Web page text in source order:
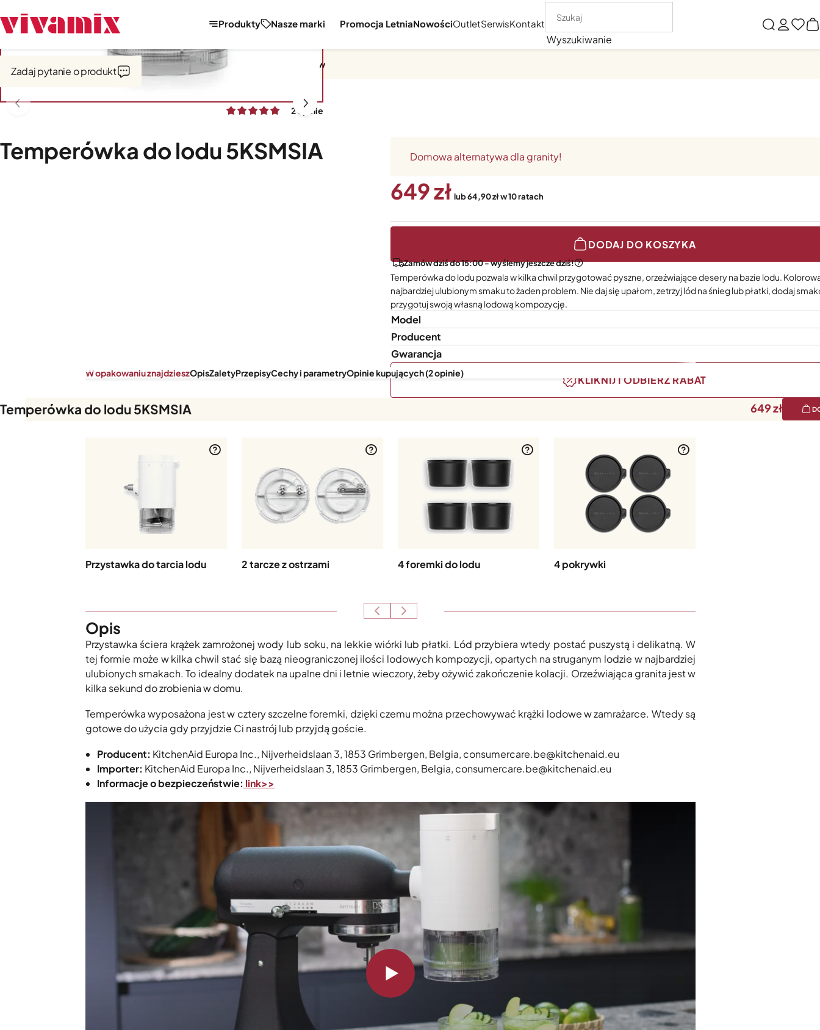
Produkty Nasze marki Promocja LetniaNowościOutletSerwisKontakt
Wyszukiwanie
Miksery, misy, przystawki Przystawki do mikserów Do deserów
2 opinie
Temperówka do lodu 5KSMSIA
Zadaj pytanie o produkt
Domowa alternatywa dla granity!
649 lub 64,90 zł w 10 ratach
DODAJ DO KOSZYKA
Zamów dziś do 15:00 - wyślemy jeszcze dziś!
Temperówka do lodu pozwala w kilka chwil przygotować pyszne, orzeźwiające desery na bazie lodu.
najbardziej ulubionym smaku to żaden problem. Nie daj się upałom, zetrzyj lód na śnieg lub płatki, dodaj
przygotuj swoją własną lodową kompozycję.
Model
Producent
Gwarancja
KLIKNIJ I ODBIERZ RABAT
Temperówka do lodu 5KSMSIA 649
W opakowaniu znajdzieszOpisZaletyPrzepisyCechy i parametryOpinie kupujących (2 opinie)
W opakowaniu znajdziesz
Przystawka do tarcia lodu 2 tarcze z ostrzami 4 foremki do lodu 4 pokrywki
Opis
Przystawka ściera krążek zamrożonej wody lub soku, na lekkie wiórki lub płatki. Lód przybiera wtedy postać puszystą i delikatną. W
tej formie może w kilka chwil stać się bazą nieograniczonej ilości lodowych kompozycji, opartych na struganym lodzie w najbardziej
ulubionych smakach. To idealny dodatek na upalne dni i letnie wieczory, żeby ożywić zakończenie kolacji. Orzeźwiająca granita jest w
kilka sekund do zrobienia w domu.
Temperówka wyposażona jest w cztery szczelne foremki, dzięki czemu można przechowywać krążki lodowe w zamrażarce. Wtedy są
gotowe do użycia gdy przyjdzie Ci nastrój lub przyjdą goście.
Producent: KitchenAid Europa Inc., Nijverheidslaan 3, 1853 Grimbergen, Belgia, consumercare.be@kitchenaid.eu
Importer: KitchenAid Europa Inc., Nijverheidslaan 3, 1853 Grimbergen, Belgia, consumercare.be@kitchenaid.eu
Informacje o bezpieczeństwie: link>>